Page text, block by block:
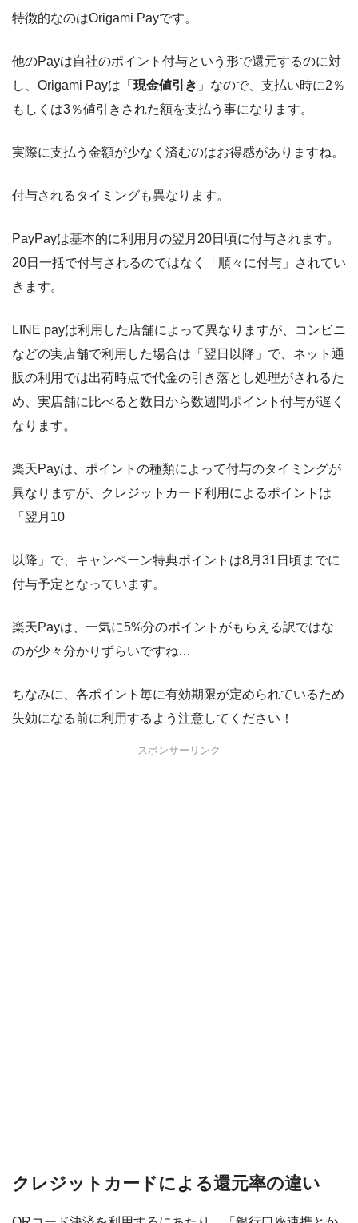
特徴的なのはOrigami Payです。
他のPayは自社のポイント付与という形で還元するのに対
し、Origami Payは「 現金値引き 」なので、支払い時に2％
もしくは3％値引きされた額を支払う事になります。
実際に支払う金額が少なく済むのはお得感がありますね。
付与されるタイミングも異なります。
PayPayは基本的に利用月の翌月20日頃に付与されます。
20日一括で付与されるのではなく「順々に付与」されてい
きます。
LINE payは利用した店舗によって異なりますが、コンビニ
などの実店舗で利用した場合は「翌日以降」で、ネット通
販の利用では出荷時点で代金の引き落とし処理がされるた
め、実店舗に比べると数日から数週間ポイント付与が遅く
なります。
楽天Payは、ポイントの種類によって付与のタイミングが
異なりますが、クレジットカード利用によるポイントは
「翌月10
以降」で、キャンペーン特典ポイントは8月31日頃までに
付与予定となっています。
楽天Payは、一気に5%分のポイントがもらえる訳ではな
のが少々分かりずらいですね…
ちなみに、各ポイント毎に有効期限が定められているため
失効になる前に利用するよう注意してください！
スポンサーリンク
クレジットカードによる還元率の違い